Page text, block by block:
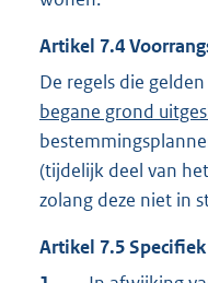
Artikel 7.4
De regels die
begane grond
(tijdelijk deel van
zolang deze niet in
Artikel 7.5